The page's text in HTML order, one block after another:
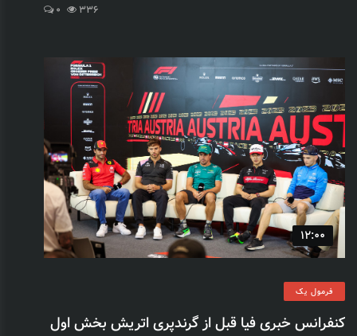
0 336
12:00
فرمول یک
کنفرانس خبری فیا قبل از گرندپری اتریش بخش اول